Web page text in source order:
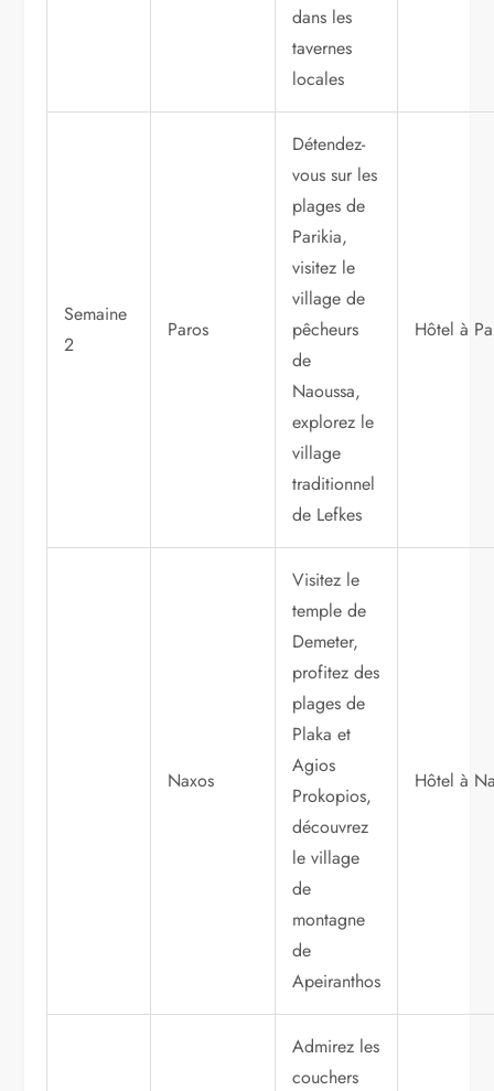
dans les
tavernes
locales
Semaine
2
Paros
Détendez-
vous sur les
plages de
Parikia,
visitez le
village de
pêcheurs
de
Naoussa,
explorez le
village
traditionnel
de Lefkes
Hôtel à
Naxos
Visitez le
temple de
Demeter,
profitez des
plages de
Plaka et
Agios
Prokopios,
découvrez
le village
de
montagne
de
Apeiranthos
Hôtel à
Admirez les
couchers